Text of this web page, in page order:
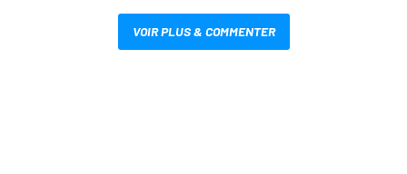
VOIR PLUS & COMMENTER